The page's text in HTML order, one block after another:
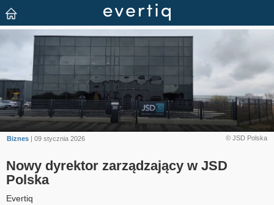
© JSD Polska
Biznes | 09 stycznia 2026
Nowy dyrektor zarządzający w JSD
Polska
Evertiq